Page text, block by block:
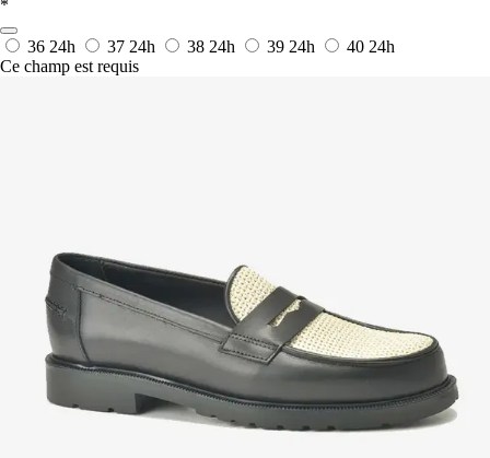
*
36 24h 37 24h 38 24h 39 24h 40 24h
Ce champ est requis